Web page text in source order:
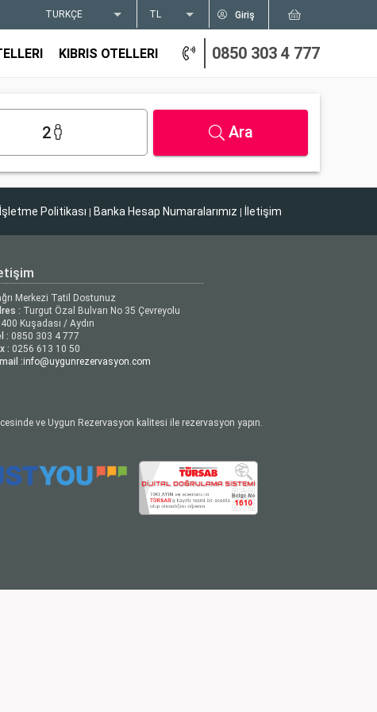
TÜRKÇE TL Giriş
KIBRIS OTELLERI 0850 303 4 777
2 Ara
Politikası | Banka Hesap Numaralarımız | İletişim
Merkezi Tatil Dostunuz
: Turgut Özal Bulvarı No 35 Çevreyolu
Kuşadası / Aydın
: 0850 303 4 777
: 0256 613 10 50
:info@uygunrezervasyon.com
ve Uygun Rezervasyon kalitesi ile rezervasyon yapın.